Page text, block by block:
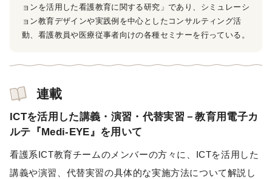
ョンを活用した看護教育に関する研究」であり、シミュレーシ
ョン教育デザインや実践例を中心としたコンサルティング活
動、看護教員や医療従事者向けの各種セミナーを行っている。
連載
ICTを活用した講義・演習・代替実習－教育用電子カ
ルテ『Medi-EYE』を用いて
看護系ICT教育チームのメンバーの方々に、ICTを活用した
講義や演習、代替実習の具体的な実施方法について解説し